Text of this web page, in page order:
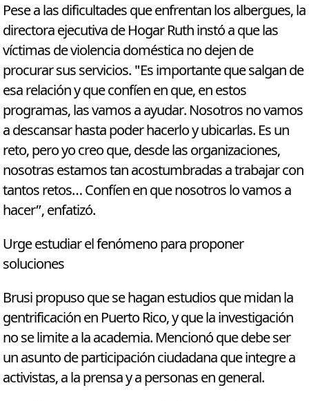
Pese a las dificultades que enfrentan los albergues, la
directora ejecutiva de Hogar Ruth instó a que las
víctimas de violencia doméstica no dejen de
procurar sus servicios. "Es importante que salgan de
esa relación y que confíen en que, en estos
programas, las vamos a ayudar. Nosotros no vamos
a descansar hasta poder hacerlo y ubicarlas. Es un
reto, pero yo creo que, desde las organizaciones,
nosotras estamos tan acostumbradas a trabajar con
tantos retos… Confíen en que nosotros lo vamos a
hacer”, enfatizó.
Urge estudiar el fenómeno para proponer
soluciones
Brusi propuso que se hagan estudios que midan la
gentrificación en Puerto Rico, y que la investigación
no se limite a la academia. Mencionó que debe ser
un asunto de participación ciudadana que integre a
activistas, a la prensa y a personas en general.